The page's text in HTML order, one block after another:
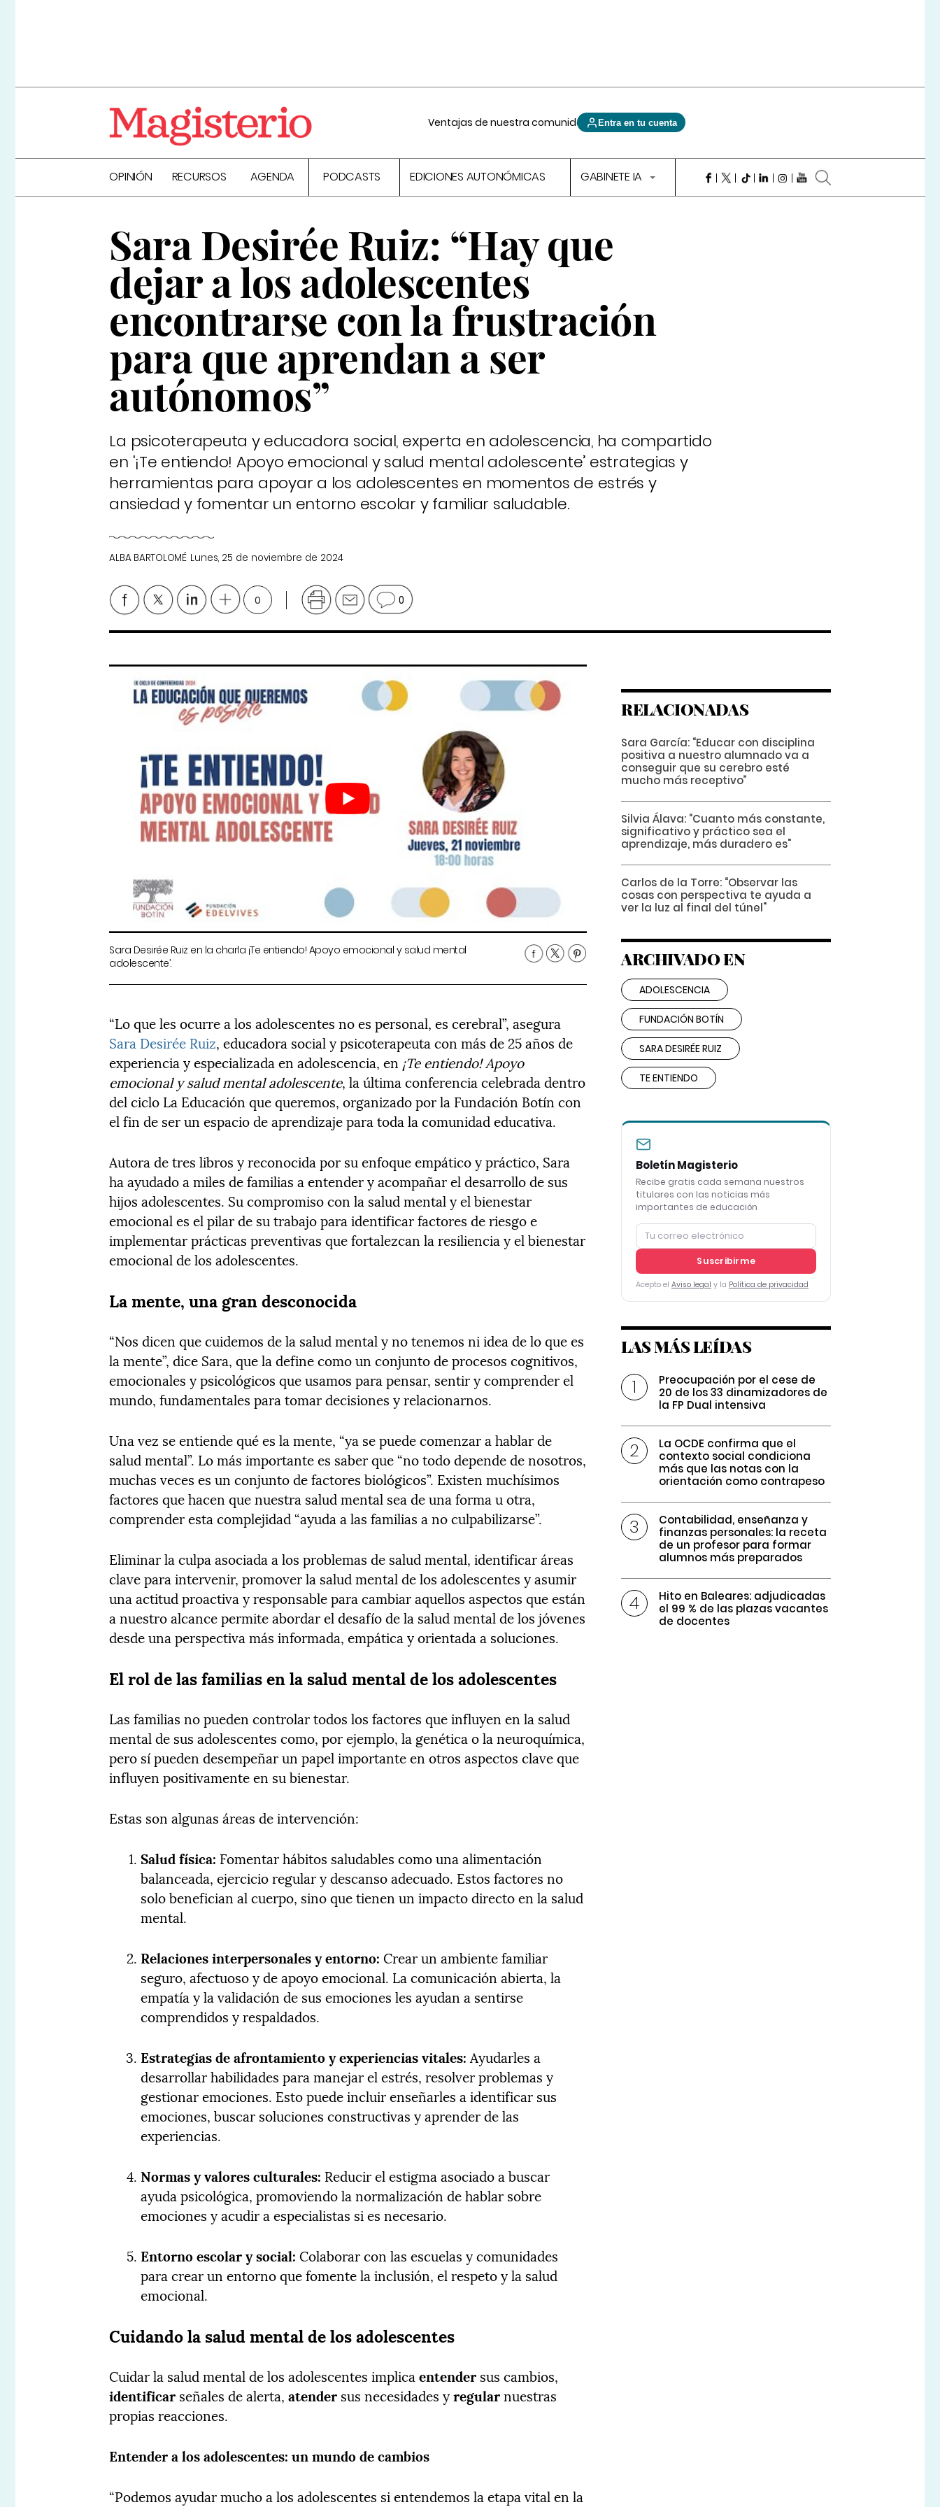
Ventajas de nuestra comunidad Entra en tu cuenta
OPINIÓN RECURSOS AGENDA PODCASTS EDICIONES AUTONÓMICAS GABINETE IA
Sara Desirée Ruiz: “Hay que
dejar a los adolescentes
encontrarse con la frustración
para que aprendan a ser
autónomos”
La psicoterapeuta y educadora social, experta en adolescencia, ha compartido
en '¡Te entiendo! Apoyo emocional y salud mental adolescente’ estrategias y
herramientas para apoyar a los adolescentes en momentos de estrés y
ansiedad y fomentar un entorno escolar y familiar saludable.
ALBA BARTOLOMÉ Lunes, 25 de noviembre de 2024
0 0
Sara Desirée Ruiz en la charla ¡Te entiendo! Apoyo emocional y salud mental
adolescente’.
“Lo que les ocurre a los adolescentes no es personal, es cerebral”, asegura
Sara Desirée Ruiz, educadora social y psicoterapeuta con más de 25 años de
experiencia y especializada en adolescencia, en ¡Te entiendo! Apoyo
emocional y salud mental adolescente, la última conferencia celebrada dentro
del ciclo La Educación que queremos, organizado por la Fundación Botín con
el fin de ser un espacio de aprendizaje para toda la comunidad educativa.
Autora de tres libros y reconocida por su enfoque empático y práctico, Sara
ha ayudado a miles de familias a entender y acompañar el desarrollo de sus
hijos adolescentes. Su compromiso con la salud mental y el bienestar
emocional es el pilar de su trabajo para identificar factores de riesgo e
implementar prácticas preventivas que fortalezcan la resiliencia y el bienestar
emocional de los adolescentes.
La mente, una gran desconocida
“Nos dicen que cuidemos de la salud mental y no tenemos ni idea de lo que es
la mente”, dice Sara, que la define como un conjunto de procesos cognitivos,
emocionales y psicológicos que usamos para pensar, sentir y comprender el
mundo, fundamentales para tomar decisiones y relacionarnos.
Una vez se entiende qué es la mente, “ya se puede comenzar a hablar de
salud mental”. Lo más importante es saber que “no todo depende de nosotros,
muchas veces es un conjunto de factores biológicos”. Existen muchísimos
factores que hacen que nuestra salud mental sea de una forma u otra,
comprender esta complejidad “ayuda a las familias a no culpabilizarse”.
Eliminar la culpa asociada a los problemas de salud mental, identificar áreas
clave para intervenir, promover la salud mental de los adolescentes y asumir
una actitud proactiva y responsable para cambiar aquellos aspectos que están
a nuestro alcance permite abordar el desafío de la salud mental de los jóvenes
desde una perspectiva más informada, empática y orientada a soluciones.
El rol de las familias en la salud mental de los adolescentes
Las familias no pueden controlar todos los factores que influyen en la salud
mental de sus adolescentes como, por ejemplo, la genética o la neuroquímica,
pero sí pueden desempeñar un papel importante en otros aspectos clave que
influyen positivamente en su bienestar.
Estas son algunas áreas de intervención:
Salud física: Fomentar hábitos saludables como una alimentación
balanceada, ejercicio regular y descanso adecuado. Estos factores no
solo benefician al cuerpo, sino que tienen un impacto directo en la salud
mental.
Relaciones interpersonales y entorno:Crear un ambiente familiar
seguro, afectuoso y de apoyo emocional. La comunicación abierta, la
empatía y la validación de sus emociones les ayudan a sentirse
comprendidos y respaldados.
Estrategias de afrontamiento y experiencias vitales:Ayudarles a
desarrollar habilidades para manejar el estrés, resolver problemas y
gestionar emociones. Esto puede incluir enseñarles a identificar sus
emociones, buscar soluciones constructivas y aprender de las
experiencias.
Normas y valores culturales: Reducir el estigma asociado a buscar
ayuda psicológica, promoviendo la normalización de hablar sobre
emociones y acudir a especialistas si es necesario.
Entorno escolar y social: Colaborar con las escuelas y comunidades
para crear un entorno que fomente la inclusión, el respeto y la salud
emocional.
Cuidando la salud mental de los adolescentes
Cuidar la salud mental de los adolescentes implicaentender sus cambios,
identificar señales de alerta,atender sus necesidades yregularnuestras
propias reacciones.
Entender a los adolescentes: un mundo de cambios
“Podemos ayudar mucho a los adolescentes si entendemos la etapa vital en la
RELACIONADAS
Sara García: “Educar con disciplina
positiva a nuestro alumnado va a
conseguir que su cerebro esté
mucho más receptivo”
Silvia Álava: “Cuanto más constante,
significativo y práctico sea el
aprendizaje, más duradero es"
Carlos de la Torre: “Observar las
cosas con perspectiva te ayuda a
ver la luz al final del túnel"
ARCHIVADO EN
ADOLESCENCIA
FUNDACIÓN BOTÍN
SARA DESIRÉE RUIZ
TE ENTIENDO
Boletín Magisterio
Recibe gratis cada semana nuestros
titulares con las noticias más
importantes de educación
Suscribirme
Acepto el Aviso legal y la Política de privacidad
LAS MÁS LEÍDAS
Preocupación por el cese de
20 de los 33 dinamizadores de
la FP Dual intensiva
La OCDE confirma que el
contexto social condiciona
más que las notas con la
orientación como contrapeso
Contabilidad, enseñanza y
finanzas personales: la receta
de un profesor para formar
alumnos más preparados
Hito en Baleares: adjudicadas
el 99 % de las plazas vacantes
de docentes